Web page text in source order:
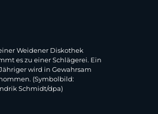
Weidener Diskothek
es zu einer Schlägerei. Ein
wird in Gewahrsam
(Symbolbild:
Schmidt/dpa)